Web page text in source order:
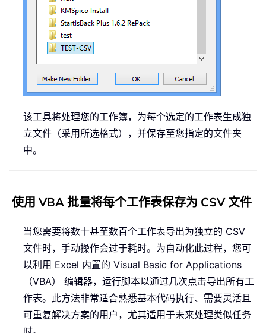
该工具将处理您的工作簿，为每个选定的工作表生成独
立文件（采用所选格式），并保存至您指定的文件夹
中。
使用 VBA 批量将每个工作表保存为 CSV 文件
当您需要将数十甚至数百个工作表导出为独立的 CSV
文件时，手动操作会过于耗时。为自动化此过程，您可
以利用 Excel 内置的 Visual Basic for Applications
（VBA） 编辑器，运行脚本以通过几次点击导出所有工
作表。此方法非常适合熟悉基本代码执行、需要灵活且
可重复解决方案的用户，尤其适用于未来处理类似任务